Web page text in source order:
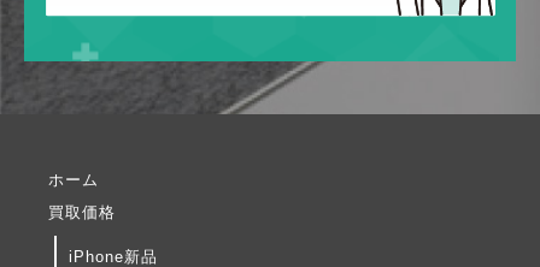
ホーム
買取価格
iPhone新品